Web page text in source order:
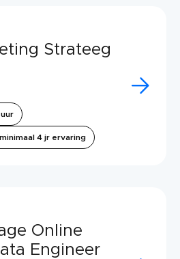
Strateeg
4 jr ervaring
Online
Engineer